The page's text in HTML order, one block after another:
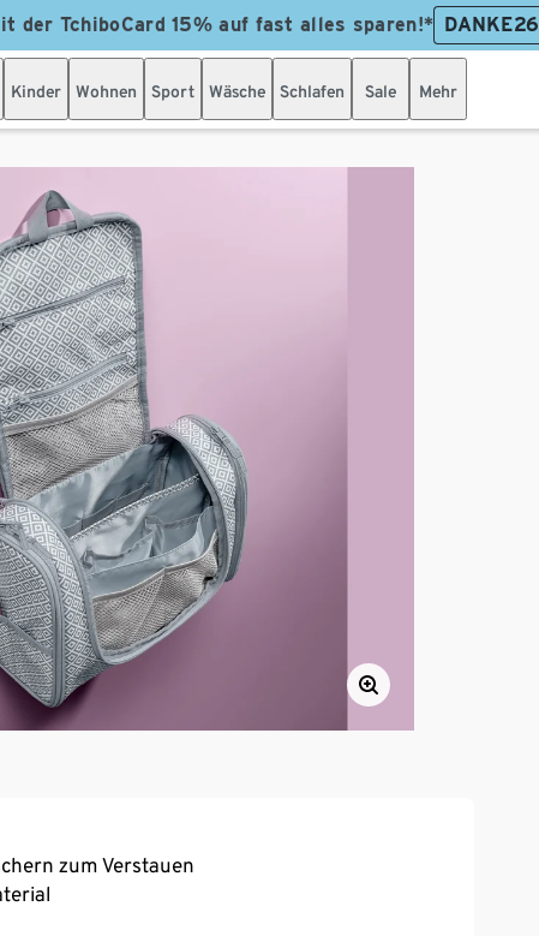
der TchiboCard 15% auf fast alles sparen!* DANKE26
Kinder Wohnen Sport Wäsche Schlafen Sale Mehr
zum Verstauen